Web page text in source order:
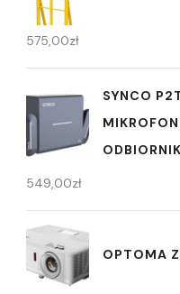
575,00zł
SYNCO
549,00zł
OPTOMA